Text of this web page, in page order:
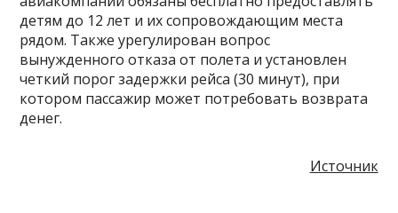
детям до 12 лет и их сопровождающим места
рядом. Также урегулирован вопрос
вынужденного отказа от полета и установлен
четкий порог задержки рейса (30 минут), при
котором пассажир может потребовать возврата
денег.
Источник